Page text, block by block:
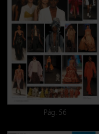
Pág. 56